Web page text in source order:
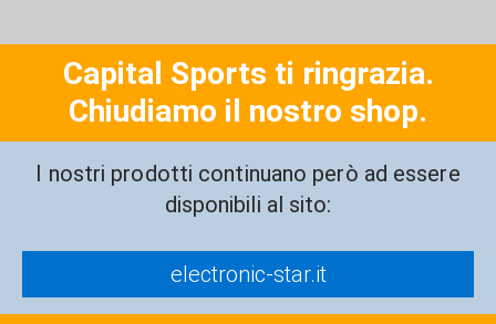
Capital Sports ti ringrazia.
Chiudiamo il nostro shop.
I nostri prodotti continuano però ad essere
disponibili al sito:
electronic-star.it